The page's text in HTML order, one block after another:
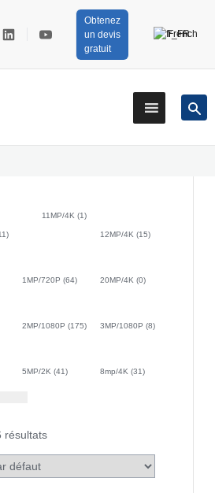
Obtenez
un devis
gratuit
French
11MP/4K (1)
12MP/4K (15)
1MP/720P (64) 20MP/4K (0)
2MP/1080P (175) 3MP/1080P (8)
5MP/2K (41) 8mp/4K (31)
résultats